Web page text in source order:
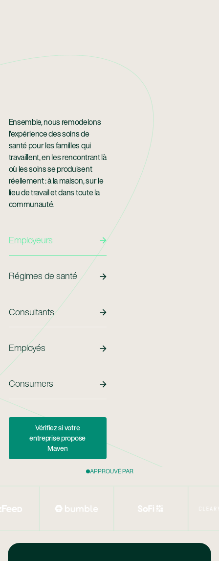
Ensemble, nous remodelons
l'expérience des soins de
santé pour les familles qui
travaillent, en les rencontrant là
où les soins se produisent
réellement : à la maison, sur le
lieu de travail et dans toute la
communauté.
Employeurs
Régimes de santé
Consultants
Employés
Employés
Consumers
Vérifiez si votre
entreprise propose
Maven
APPROUVÉ PAR